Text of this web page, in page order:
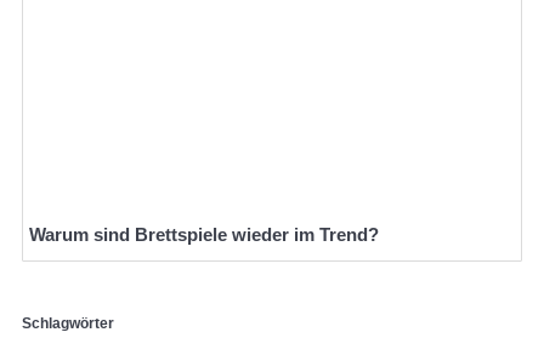
Warum sind Brettspiele wieder im Trend?
Schlagwörter